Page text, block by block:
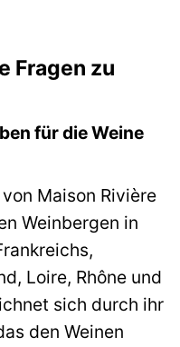
Fragen zu
für die Weine
Maison Rivière
Weinbergen in
Loire, Rhône und
sich durch ihr
den Weinen